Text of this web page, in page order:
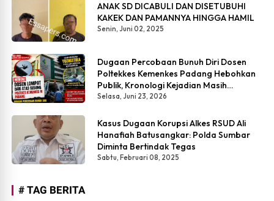
ANAK SD DICABULI DAN DISETUBUHI
KAKEK DAN PAMANNYA HINGGA HAMIL
Senin, Juni 02, 2025
Dugaan Percobaan Bunuh Diri Dosen
Poltekkes Kemenkes Padang Hebohkan
Publik, Kronologi Kejadian Masih
Simpang Siur
Selasa, Juni 23, 2026
Kasus Dugaan Korupsi Alkes RSUD Ali
Hanafiah Batusangkar: Polda Sumbar
Diminta Bertindak Tegas
Sabtu, Februari 08, 2025
# TAG BERITA